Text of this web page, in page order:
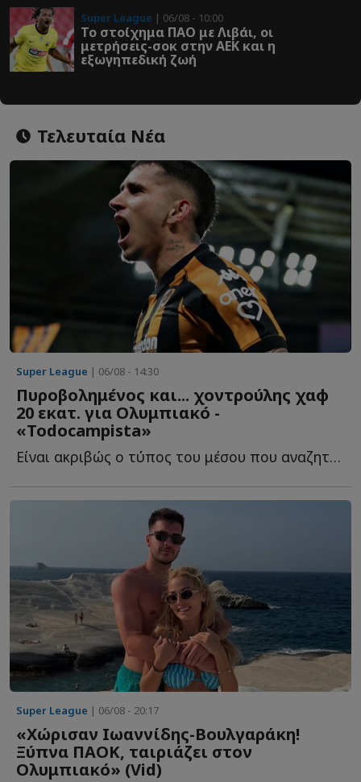
Super League | 06/08 - 10:00
Το στοίχημα ΠΑΟ με Λιβάι, οι
μετρήσεις-σοκ στην ΑΕΚ και η
εξωγηπεδική ζωή
Τελευταία Νέα
Super League | 06/08 - 14:30
Πυροβολημένος και... χοντρούλης χαφ
20 εκατ. για Ολυμπιακό -
«Todocampista»
Είναι ακριβώς ο τύπος του μέσου που αναζητούν οι σύγχρονες ε...
Super League | 06/08 - 20:17
«Χώρισαν Ιωαννίδης-Βουλγαράκη!
Ξύπνα ΠΑΟΚ, ταιριάζει στον
Ολυμπιακό» (Vid)